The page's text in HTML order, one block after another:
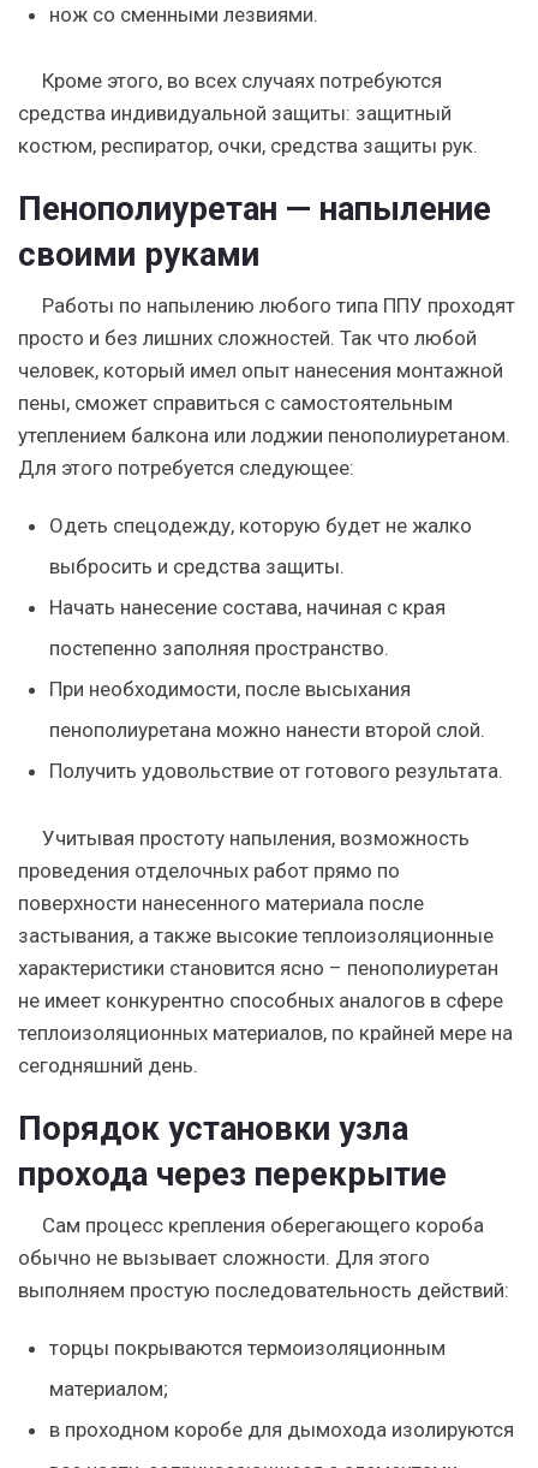
нож со сменными лезвиями.
Кроме этого, во всех случаях потребуются
средства индивидуальной защиты: защитный
костюм, респиратор, очки, средства защиты рук.
Пенополиуретан — напыление
своими руками
Работы по напылению любого типа ППУ проходят
просто и без лишних сложностей. Так что любой
человек, который имел опыт нанесения монтажной
пены, сможет справиться с самостоятельным
утеплением балкона или лоджии пенополиуретаном.
Для этого потребуется следующее:
Одеть спецодежду, которую будет не жалко
выбросить и средства защиты.
Начать нанесение состава, начиная с края
постепенно заполняя пространство.
При необходимости, после высыхания
пенополиуретана можно нанести второй слой.
Получить удовольствие от готового результата.
Учитывая простоту напыления, возможность
проведения отделочных работ прямо по
поверхности нанесенного материала после
застывания, а также высокие теплоизоляционные
характеристики становится ясно – пенополиуретан
не имеет конкурентно способных аналогов в сфере
теплоизоляционных материалов, по крайней мере на
сегодняшний день.
Порядок установки узла
прохода через перекрытие
Сам процесс крепления оберегающего короба
обычно не вызывает сложности. Для этого
выполняем простую последовательность действий:
торцы покрываются термоизоляционным
материалом;
в проходном коробе для дымохода изолируются